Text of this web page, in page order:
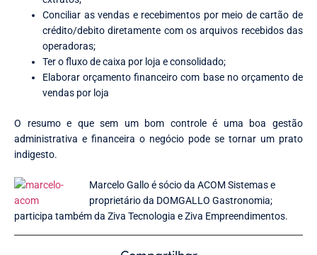
Conciliar as vendas e recebimentos por meio de cartão de
crédito/debito diretamente com os arquivos recebidos das
operadoras;
Ter o fluxo de caixa por loja e consolidado;
Elaborar orçamento financeiro com base no orçamento de
vendas por loja
O resumo e que sem um bom controle é uma boa gestão
administrativa e financeira o negócio pode se tornar um prato
indigesto.
Marcelo Gallo é sócio da ACOM Sistemas e
proprietário da DOMGALLO Gastronomia;
participa também da Ziva Tecnologia e Ziva Empreendimentos.